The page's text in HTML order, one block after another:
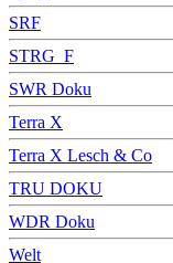
SRF
STRG_F
SWR Doku
Terra X
Terra X Lesch & Co
TRU DOKU
WDR Doku
Welt